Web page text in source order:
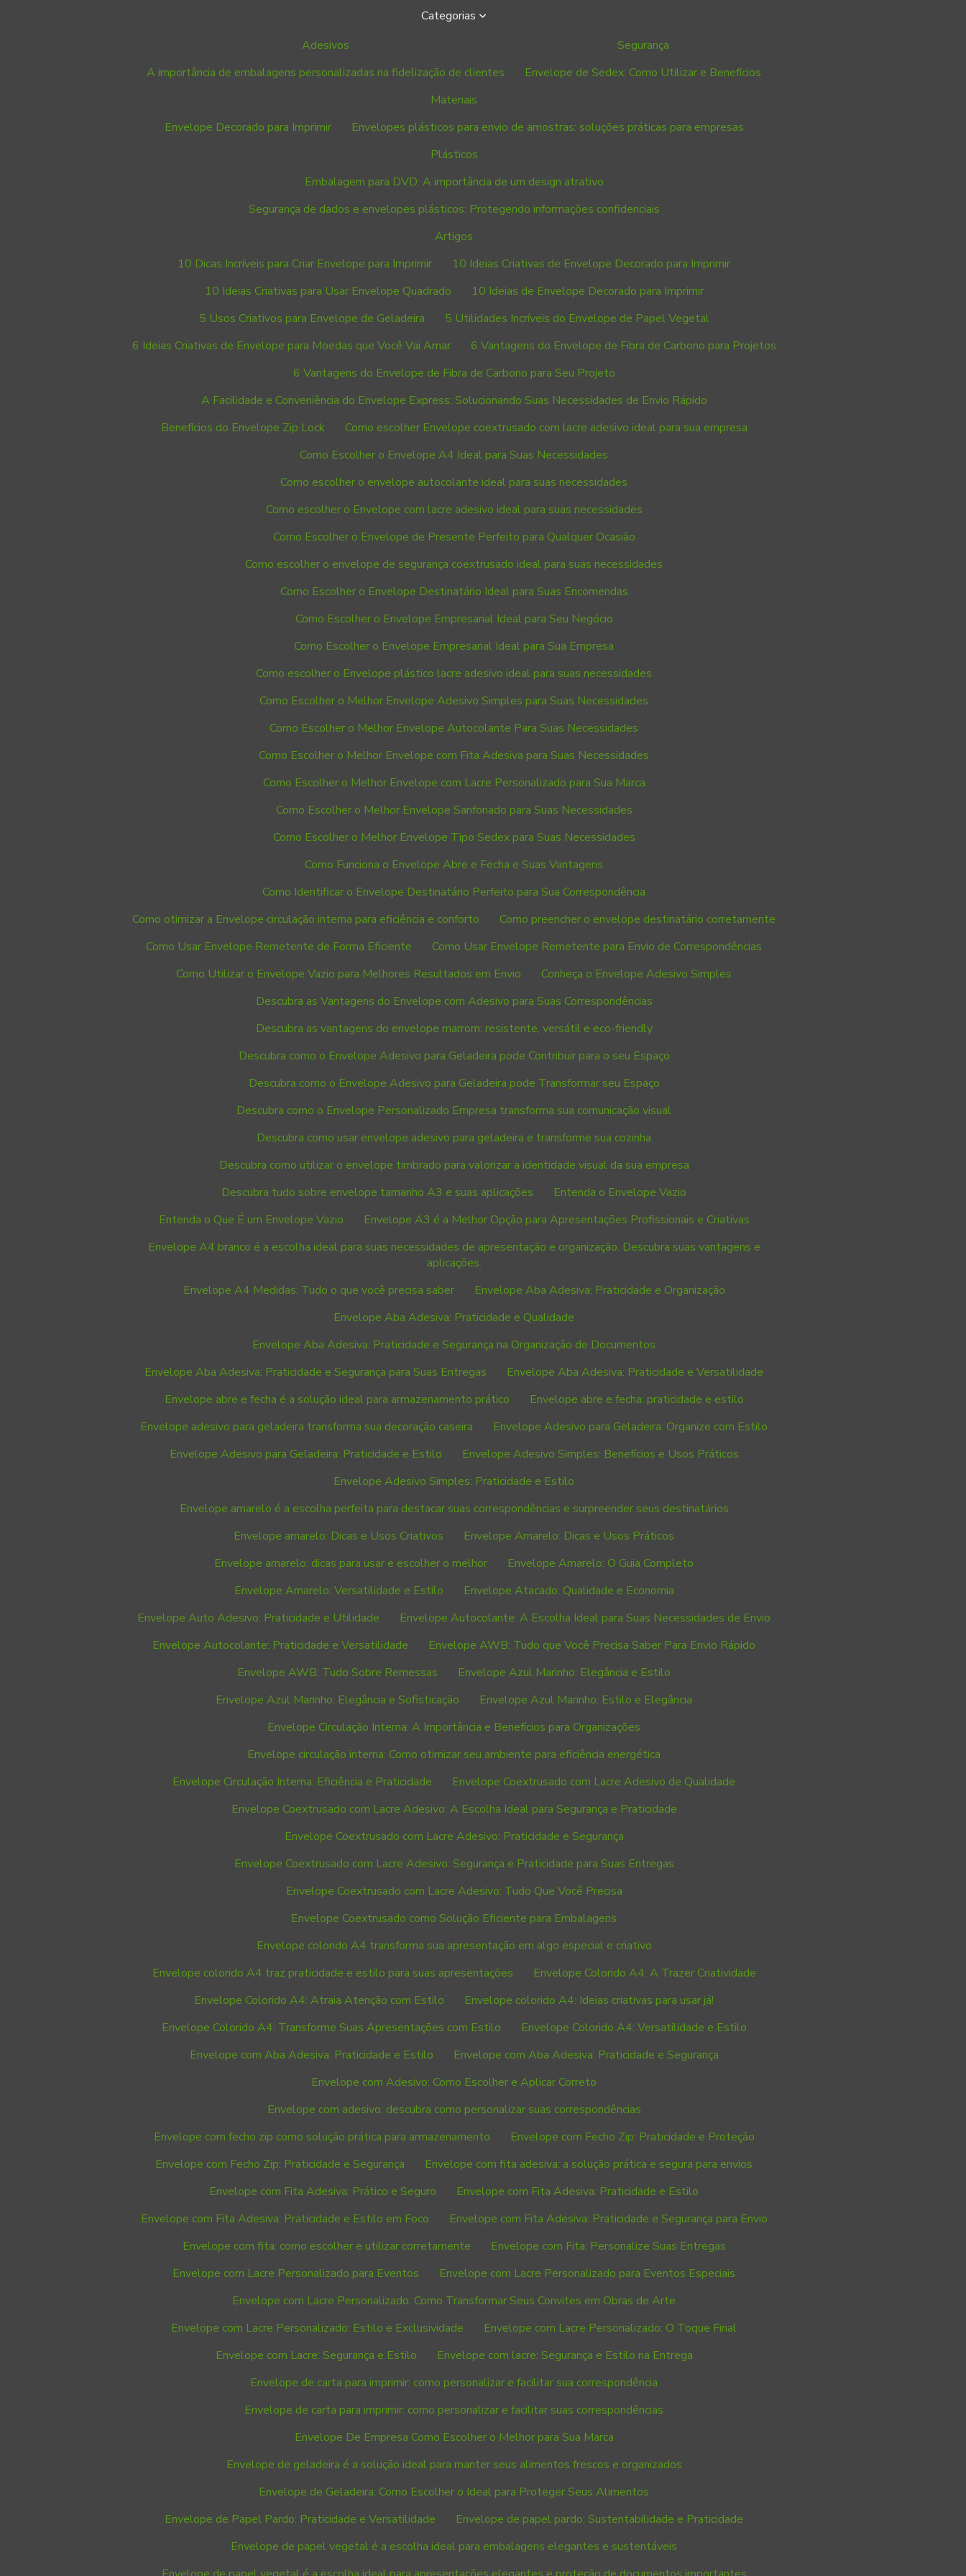
Categorias
Adesivos
A importância de embalagens personalizadas na fidelização de clientes
Segurança
Envelope de Sedex: Como Utilizar e Benefícios
Materiais
Envelope Decorado para Imprimir
Envelopes plásticos para envio de amostras: soluções práticas para empresas
Plásticos
Embalagem para DVD: A importância de um design atrativo
Segurança de dados e envelopes plásticos: Protegendo informações confidenciais
Artigos
10 Dicas Incríveis para Criar Envelope para Imprimir
10 Ideias Criativas de Envelope Decorado para Imprimir
10 Ideias Criativas para Usar Envelope Quadrado
10 Ideias de Envelope Decorado para Imprimir
5 Usos Criativos para Envelope de Geladeira
5 Utilidades Incríveis do Envelope de Papel Vegetal
6 Ideias Criativas de Envelope para Moedas que Você Vai Amar
6 Vantagens do Envelope de Fibra de Carbono para Projetos
6 Vantagens do Envelope de Fibra de Carbono para Seu Projeto
A Facilidade e Conveniência do Envelope Express: Solucionando Suas Necessidades de Envio Rápido
Benefícios do Envelope Zip Lock
Como escolher Envelope coextrusado com lacre adesivo ideal para sua empresa
Como Escolher o Envelope A4 Ideal para Suas Necessidades
Como escolher o envelope autocolante ideal para suas necessidades
Como escolher o Envelope com lacre adesivo ideal para suas necessidades
Como Escolher o Envelope de Presente Perfeito para Qualquer Ocasião
Como escolher o envelope de segurança coextrusado ideal para suas necessidades
Como Escolher o Envelope Destinatário Ideal para Suas Encomendas
Como Escolher o Envelope Empresarial Ideal para Seu Negócio
Como Escolher o Envelope Empresarial Ideal para Sua Empresa
Como escolher o Envelope plástico lacre adesivo ideal para suas necessidades
Como Escolher o Melhor Envelope Adesivo Simples para Suas Necessidades
Como Escolher o Melhor Envelope Autocolante Para Suas Necessidades
Como Escolher o Melhor Envelope com Fita Adesiva para Suas Necessidades
Como Escolher o Melhor Envelope com Lacre Personalizado para Sua Marca
Como Escolher o Melhor Envelope Sanfonado para Suas Necessidades
Como Escolher o Melhor Envelope Tipo Sedex para Suas Necessidades
Como Funciona o Envelope Abre e Fecha e Suas Vantagens
Como Identificar o Envelope Destinatário Perfeito para Sua Correspondência
Como otimizar a Envelope circulação interna para eficiência e conforto
Como preencher o envelope destinatário corretamente
Como Usar Envelope Remetente de Forma Eficiente
Como Usar Envelope Remetente para Envio de Correspondências
Como Utilizar o Envelope Vazio para Melhores Resultados em Envio
Conheça o Envelope Adesivo Simples
Descubra as Vantagens do Envelope com Adesivo para Suas Correspondências
Descubra as vantagens do envelope marrom: resistente, versátil e eco-friendly
Descubra como o Envelope Adesivo para Geladeira pode Contribuir para o seu Espaço
Descubra como o Envelope Adesivo para Geladeira pode Transformar seu Espaço
Descubra como o Envelope Personalizado Empresa transforma sua comunicação visual
Descubra como usar envelope adesivo para geladeira e transforme sua cozinha
Descubra como utilizar o envelope timbrado para valorizar a identidade visual da sua empresa
Descubra tudo sobre envelope tamanho A3 e suas aplicações
Entenda o Envelope Vazio
Entenda o Que É um Envelope Vazio
Envelope A3 é a Melhor Opção para Apresentações Profissionais e Criativas
Envelope A4 branco é a escolha ideal para suas necessidades de apresentação e organização. Descubra suas vantagens e
aplicações.
Envelope A4 Medidas: Tudo o que você precisa saber
Envelope Aba Adesiva: Praticidade e Organização
Envelope Aba Adesiva: Praticidade e Qualidade
Envelope Aba Adesiva: Praticidade e Segurança na Organização de Documentos
Envelope Aba Adesiva: Praticidade e Segurança para Suas Entregas
Envelope Aba Adesiva: Praticidade e Versatilidade
Envelope abre e fecha é a solução ideal para armazenamento prático
Envelope abre e fecha: praticidade e estilo
Envelope adesivo para geladeira transforma sua decoração caseira
Envelope Adesivo para Geladeira: Organize com Estilo
Envelope Adesivo para Geladeira: Praticidade e Estilo
Envelope Adesivo Simples: Benefícios e Usos Práticos
Envelope Adesivo Simples: Praticidade e Estilo
Envelope amarelo é a escolha perfeita para destacar suas correspondências e surpreender seus destinatários
Envelope amarelo: Dicas e Usos Criativos
Envelope Amarelo: Dicas e Usos Práticos
Envelope amarelo: dicas para usar e escolher o melhor
Envelope Amarelo: O Guia Completo
Envelope Amarelo: Versatilidade e Estilo
Envelope Atacado: Qualidade e Economia
Envelope Auto Adesivo: Praticidade e Utilidade
Envelope Autocolante: A Escolha Ideal para Suas Necessidades de Envio
Envelope Autocolante: Praticidade e Versatilidade
Envelope AWB: Tudo que Você Precisa Saber Para Envio Rápido
Envelope AWB: Tudo Sobre Remessas
Envelope Azul Marinho: Elegância e Estilo
Envelope Azul Marinho: Elegância e Sofisticação
Envelope Azul Marinho: Estilo e Elegância
Envelope Circulação Interna: A Importância e Benefícios para Organizações
Envelope circulação interna: Como otimizar seu ambiente para eficiência energética
Envelope Circulação Interna: Eficiência e Praticidade
Envelope Coextrusado com Lacre Adesivo de Qualidade
Envelope Coextrusado com Lacre Adesivo: A Escolha Ideal para Segurança e Praticidade
Envelope Coextrusado com Lacre Adesivo: Praticidade e Segurança
Envelope Coextrusado com Lacre Adesivo: Segurança e Praticidade para Suas Entregas
Envelope Coextrusado com Lacre Adesivo: Tudo Que Você Precisa
Envelope Coextrusado como Solução Eficiente para Embalagens
Envelope colorido A4 transforma sua apresentação em algo especial e criativo
Envelope colorido A4 traz praticidade e estilo para suas apresentações
Envelope Colorido A4: A Trazer Criatividade
Envelope Colorido A4: Atraia Atenção com Estilo
Envelope colorido A4: Ideias criativas para usar já!
Envelope Colorido A4: Transforme Suas Apresentações com Estilo
Envelope Colorido A4: Versatilidade e Estilo
Envelope com Aba Adesiva: Praticidade e Estilo
Envelope com Aba Adesiva: Praticidade e Segurança
Envelope com Adesivo: Como Escolher e Aplicar Correto
Envelope com adesivo: descubra como personalizar suas correspondências
Envelope com fecho zip como solução prática para armazenamento
Envelope com Fecho Zip: Praticidade e Proteção
Envelope com Fecho Zip: Praticidade e Segurança
Envelope com fita adesiva: a solução prática e segura para envios
Envelope com Fita Adesiva: Prático e Seguro
Envelope com Fita Adesiva: Praticidade e Estilo
Envelope com Fita Adesiva: Praticidade e Estilo em Foco
Envelope com Fita Adesiva: Praticidade e Segurança para Envio
Envelope com fita: como escolher e utilizar corretamente
Envelope com Fita: Personalize Suas Entregas
Envelope com Lacre Personalizado para Eventos
Envelope com Lacre Personalizado para Eventos Especiais
Envelope com Lacre Personalizado: Como Transformar Seus Convites em Obras de Arte
Envelope com Lacre Personalizado: Estilo e Exclusividade
Envelope com Lacre Personalizado: O Toque Final
Envelope com Lacre: Segurança e Estilo
Envelope com lacre: Segurança e Estilo na Entrega
Envelope de carta para imprimir: como personalizar e facilitar sua correspondência
Envelope de carta para imprimir: como personalizar e facilitar suas correspondências
Envelope De Empresa Como Escolher o Melhor para Sua Marca
Envelope de geladeira é a solução ideal para manter seus alimentos frescos e organizados
Envelope de Geladeira: Como Escolher o Ideal para Proteger Seus Alimentos
Envelope de Papel Pardo: Praticidade e Versatilidade
Envelope de papel pardo: Sustentabilidade e Praticidade
Envelope de papel vegetal é a escolha ideal para embalagens elegantes e sustentáveis